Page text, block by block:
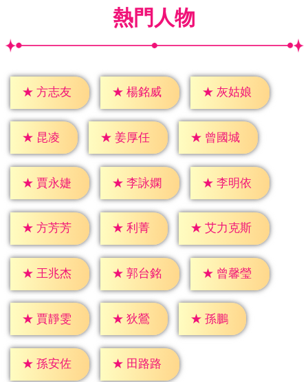
熱門人物
★ 方志友 ★ 楊銘威 ★ 灰姑娘
★ 昆凌 ★ 姜厚任 ★ 曾國城
★ 賈永婕 ★ 李詠嫻 ★ 李明依
★ 方芳芳 ★ 利菁 ★ 艾力克斯
★ 王兆杰 ★ 郭台銘 ★ 曾馨瑩
★ 賈靜雯 ★ 狄鶯 ★ 孫鵬
★ 孫安佐 ★ 田路路